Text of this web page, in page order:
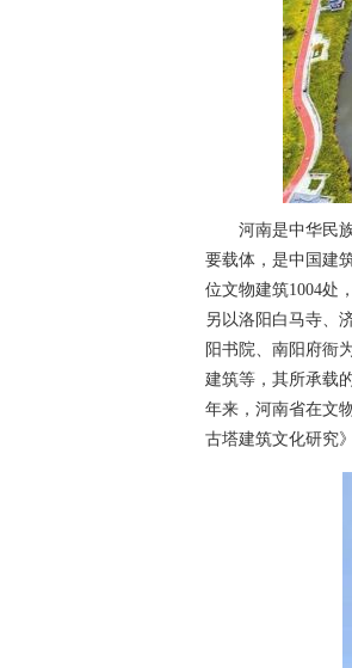
河南是中华民族
要载体，是中国建
位文物建筑1004处
另以洛阳白马寺、
阳书院、南阳府衙
建筑等，其所承载
年来，河南省在文
古塔建筑文化研究